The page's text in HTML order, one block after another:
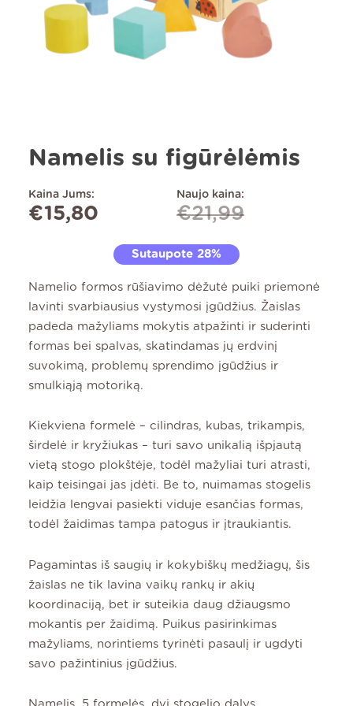
Namelis su figūrėlėmis
Kaina Jums:
€15,80
Naujo kaina:
€21,99
Sutaupote 28%
Namelio formos rūšiavimo dėžutė puiki priemonė
lavinti svarbiausius vystymosi įgūdžius. Žaislas
padeda mažyliams mokytis atpažinti ir suderinti
formas bei spalvas, skatindamas jų erdvinį
suvokimą, problemų sprendimo įgūdžius ir
smulkiąją motoriką.
Kiekviena formelė – cilindras, kubas, trikampis,
širdelė ir kryžiukas – turi savo unikalią išpjautą
vietą stogo plokštėje, todėl mažyliai turi atrasti,
kaip teisingai jas įdėti. Be to, nuimamas stogelis
leidžia lengvai pasiekti viduje esančias formas,
todėl žaidimas tampa patogus ir įtraukiantis.
Pagamintas iš saugių ir kokybiškų medžiagų, šis
žaislas ne tik lavina vaikų rankų ir akių
koordinaciją, bet ir suteikia daug džiaugsmo
mokantis per žaidimą. Puikus pasirinkimas
mažyliams, norintiems tyrinėti pasaulį ir ugdyti
savo pažintinius įgūdžius.